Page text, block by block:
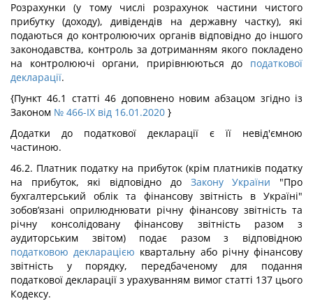
Розрахунки (у тому числі розрахунок частини чистого
прибутку (доходу), дивідендів на державну частку), які
подаються до контролюючих органів відповідно до іншого
законодавства, контроль за дотриманням якого покладено
на контролюючі органи, прирівнюються до податкової
декларації.
{Пункт 46.1 статті 46 доповнено новим абзацом згідно із
Законом № 466-IX від 16.01.2020 }
Додатки до податкової декларації є її невід'ємною
частиною.
46.2. Платник податку на прибуток (крім платників податку
на прибуток, які відповідно до Закону України "Про
бухгалтерський облік та фінансову звітність в Україні"
зобов’язані оприлюднювати річну фінансову звітність та
річну консолідовану фінансову звітність разом з
аудиторським звітом) подає разом з відповідною
податковою декларацією квартальну або річну фінансову
звітність у порядку, передбаченому для подання
податкової декларації з урахуванням вимог статті 137 цього
Кодексу.